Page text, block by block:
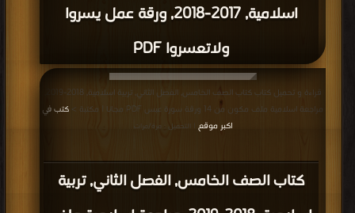
اسلامية, 2017-2018, ورقة عمل يسروا
ولاتعسروا PDF
كتاب الصف الخامس, الفصل الثاني, تربية
مراجعة اسلامية ملف مكون من 14 ورقة سورة عبس PDF مجانا | مكتبة >
كتب في
اكبر موقع
| التحميل : مرة/مرات